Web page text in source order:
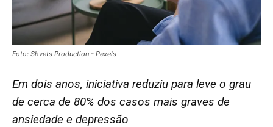
Foto: Shvets Production - Pexels
Em dois anos, iniciativa reduziu para leve o grau
de cerca de 80% dos casos mais graves de
ansiedade e depressão